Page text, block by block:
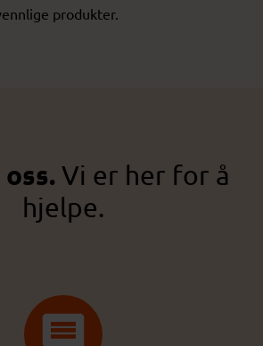
produkter.
Vi er her for å
hjelpe.